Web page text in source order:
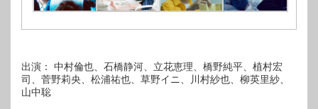
出演： 中村倫也、石橋静河、立花恵理、橋野純平、植村宏
司、菅野莉央、松浦祐也、草野イニ、川村紗也、柳英里紗、
山中聡